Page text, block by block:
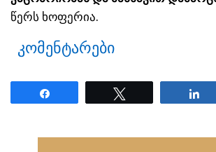
წერს ხოფერია.
კომენტარები